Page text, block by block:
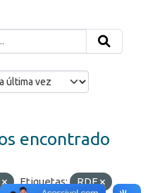
encontrado
Etiquetas:
RDE